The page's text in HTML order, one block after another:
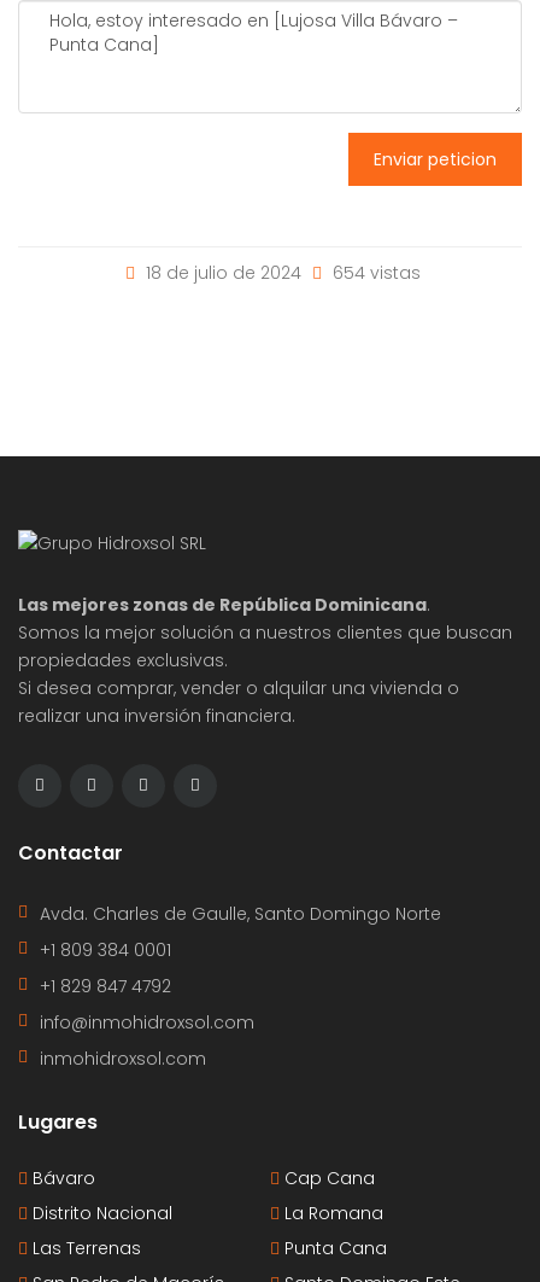
Enviar peticion
18 de julio de 2024 654 vistas
Las mejores zonas de República Dominicana.
Somos la mejor solución a nuestros clientes que buscan
propiedades exclusivas.
Si desea comprar, vender o alquilar una vivienda o
realizar una inversión financiera.
Contactar
Avda. Charles de Gaulle, Santo Domingo Norte
+1 809 384 0001
+1 829 847 4792
info@inmohidroxsol.com
inmohidroxsol.com
Lugares
Bávaro
Cap Cana
Distrito Nacional
La Romana
Las Terrenas
Punta Cana